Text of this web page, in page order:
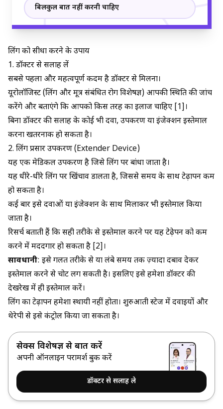
बिलकुल बात नहीं करनी चाहिए
लिंग को सीधा करने के उपाय
1. डॉक्टर से सलाह लें
सबसे पहला और महत्वपूर्ण कदम है डॉक्टर से मिलना।
यूरोलॉजिस्ट (लिंग और मूत्र संबंधित रोग विशेषज्ञ) आपकी स्थिति की जांच
करेंगे और बताएंगे कि आपको किस तरह का इलाज चाहिए [1]।
बिना डॉक्टर की सलाह के कोई भी दवा, उपकरण या इंजेक्शन इस्तेमाल
करना खतरनाक हो सकता है।
2. लिंग प्रसार उपकरण (Extender Device)
यह एक मेडिकल उपकरण है जिसे लिंग पर बांधा जाता है।
यह धीरे-धीरे लिंग पर खिंचाव डालता है, जिससे समय के साथ टेढ़ापन कम
हो सकता है।
कई बार इसे दवाओं या इंजेक्शन के साथ मिलाकर भी इस्तेमाल किया
जाता है।
रिसर्च बताती हैं कि सही तरीके से इस्तेमाल करने पर यह टेढ़ेपन को कम
करने में मददगार हो सकता है [2]।
सावधानी: इसे गलत तरीके से या लंबे समय तक ज़्यादा दबाव देकर
इस्तेमाल करने से चोट लग सकती है। इसलिए इसे हमेशा डॉक्टर की
देखरेख में ही इस्तेमाल करें।
लिंग का टेढ़ापन हमेशा स्थायी नहीं होता। शुरुआती स्टेज में दवाइयों और
थेरेपी से इसे कंट्रोल किया जा सकता है।
सेक्स विशेषज्ञ से बात करें
अपनी ऑनलाइन परामर्श बुक करें
डॉक्टर से सलाह ले